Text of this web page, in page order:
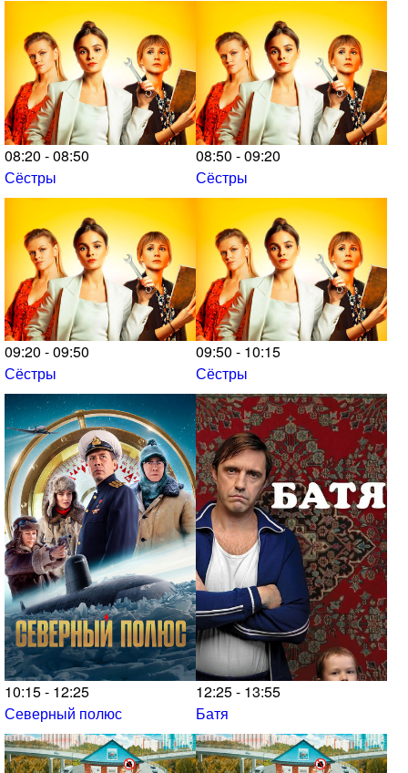
08:20 - 08:50
Сёстры
08:50 - 09:20
Сёстры
09:20 - 09:50
Сёстры
09:50 - 10:15
Сёстры
10:15 - 12:25
Северный полюс
12:25 - 13:55
Батя